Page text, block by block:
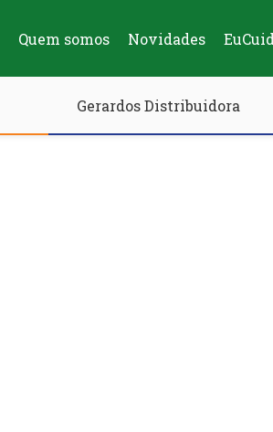
Quem somos Novidades
Gerardos Distribuidora